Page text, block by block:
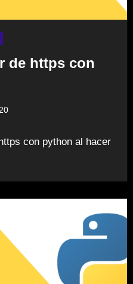
de https con
con python al hacer